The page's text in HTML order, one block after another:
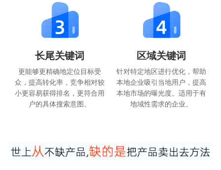
长尾关键词
更能够更精确地定位目标受
众，提高转化率，竞争相对较
小更容易获得排名，更符合用
户的具体搜索意图。
区域关键词
针对特定地区进行优化，帮助
本地企业吸引当地用户，提高
本地市场的曝光度。适用于有
地域性需求的企业。